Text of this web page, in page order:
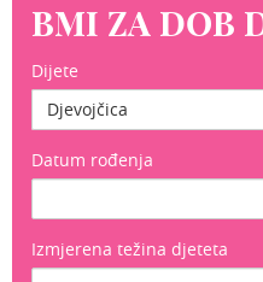
BMI ZA DOB
Dijete
Djevojčica
Datum rođenja
Izmjerena težina djeteta